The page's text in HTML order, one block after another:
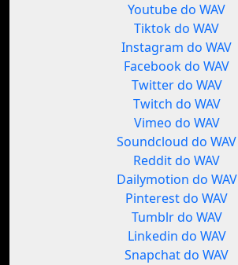
Youtube do WAV
Tiktok do WAV
Instagram do WAV
Facebook do WAV
Twitter do WAV
Twitch do WAV
Vimeo do WAV
Soundcloud do WAV
Reddit do WAV
Dailymotion do WAV
Pinterest do WAV
Tumblr do WAV
Linkedin do WAV
Snapchat do WAV